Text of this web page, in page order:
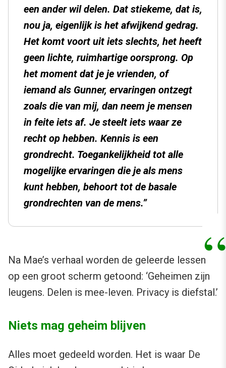
een ander wil delen. Dat stiekeme, dat is,
nou ja, eigenlijk is het afwijkend gedrag.
Het komt voort uit iets slechts, het heeft
geen lichte, ruimhartige oorsprong. Op
het moment dat je je vrienden, of
iemand als Gunner, ervaringen ontzegt
zoals die van mij, dan neem je mensen
in feite iets af. Je steelt iets waar ze
recht op hebben. Kennis is een
grondrecht. Toegankelijkheid tot alle
mogelijke ervaringen die je als mens
kunt hebben, behoort tot de basale
grondrechten van de mens.”
Na Mae’s verhaal worden de geleerde lessen
op een groot scherm getoond: ‘Geheimen zijn
leugens. Delen is mee-leven. Privacy is diefstal.’
Niets mag geheim blijven
Alles moet gedeeld worden. Het is waar De